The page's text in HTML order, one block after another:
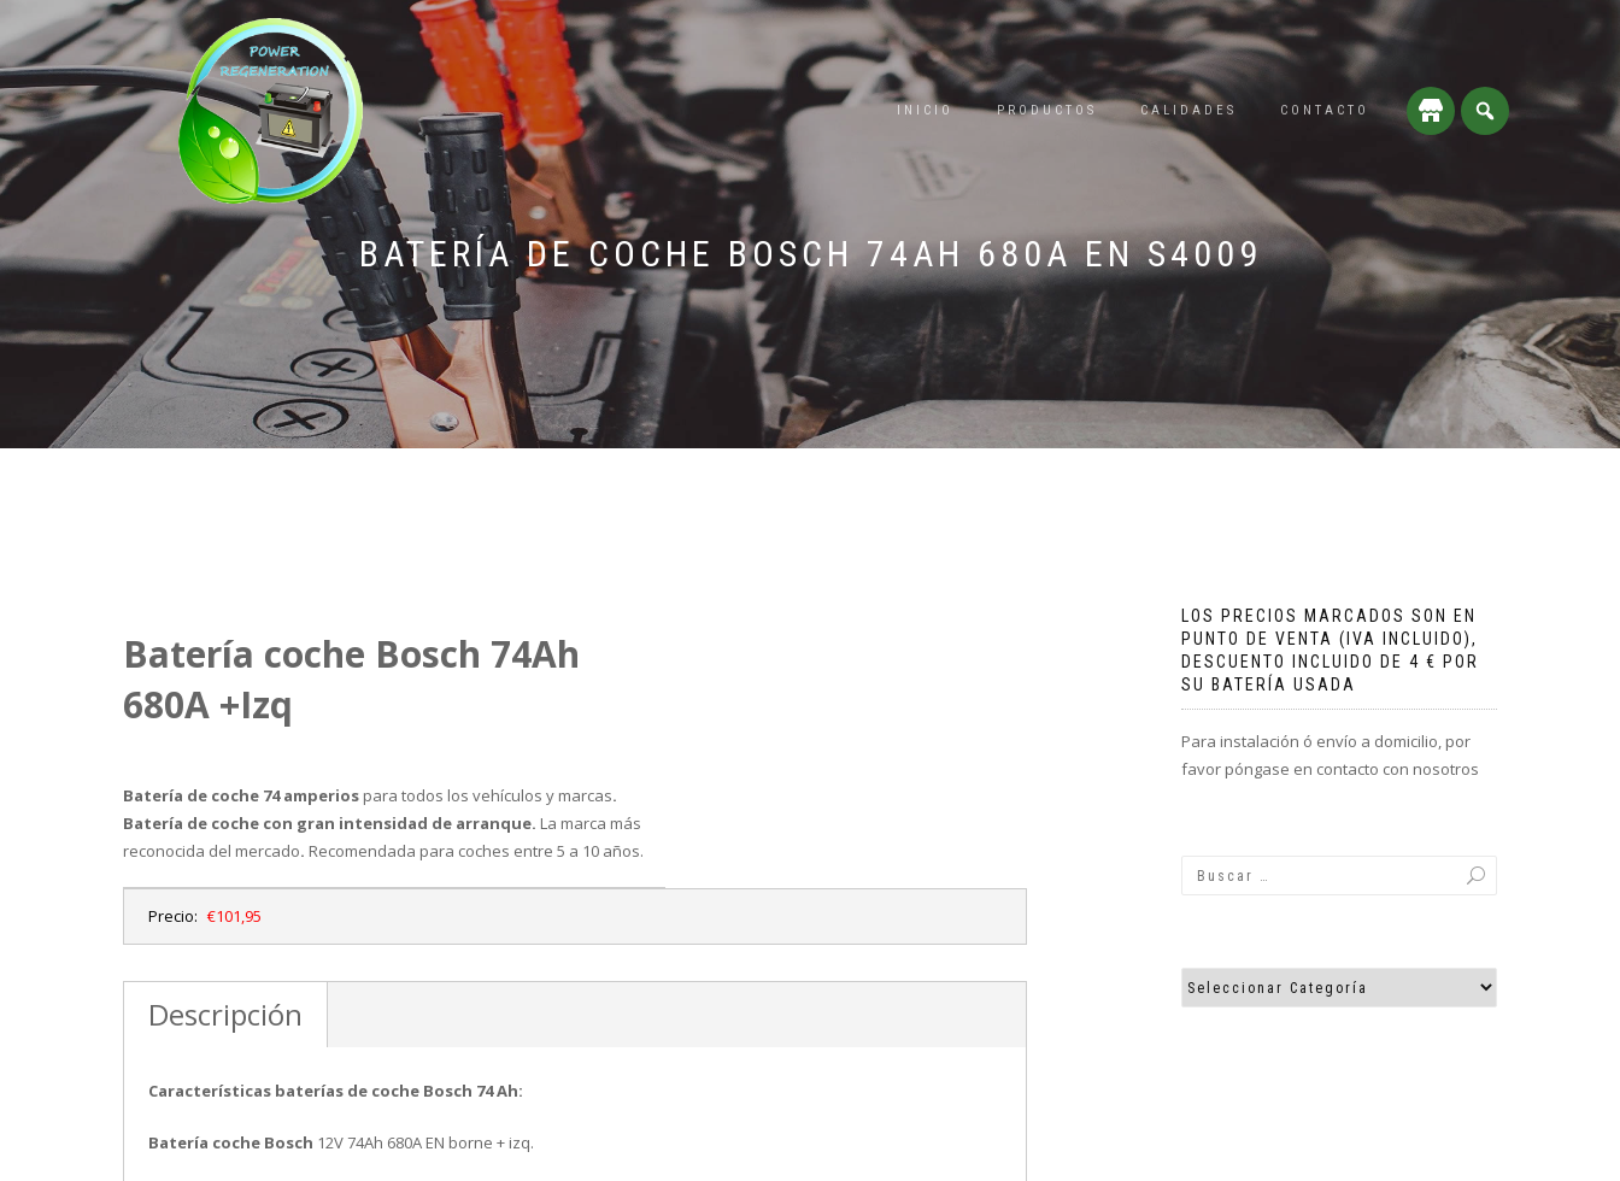
INICIO PRODUCTOS CALIDADES CONTACTO
BATERÍA DE COCHE BOSCH 74AH 680A EN S4009
Batería coche Bosch 74Ah
680A +Izq
Batería de coche 74 amperios para todos los vehículos y marcas.
Batería de coche con gran intensidad de arranque. La marca más
reconocida del mercado. Recomendada para coches entre 5 a 10 años.
Precio: €101,95
Descripción
Características baterías de coche Bosch 74 Ah:
Batería coche Bosch 12V 74Ah 680A EN borne + izq.
LOS PRECIOS MARCADOS SON EN
PUNTO DE VENTA (IVA INCLUIDO),
DESCUENTO INCLUIDO DE 4 € POR
SU BATERÍA USADA
Para instalación ó envío a domicilio, por
favor póngase en contacto con nosotros